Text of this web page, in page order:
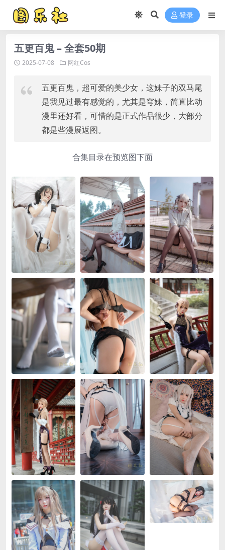
登录
五更百鬼 – 全套50期
2025-07-08 网红Cos
五更百鬼，超可爱的美少女，这妹子的双马尾
是我见过最有感觉的，尤其是穹妹，简直比动
漫里还好看，可惜的是正式作品很少，大部分
都是些漫展返图。
合集目录在预览图下面